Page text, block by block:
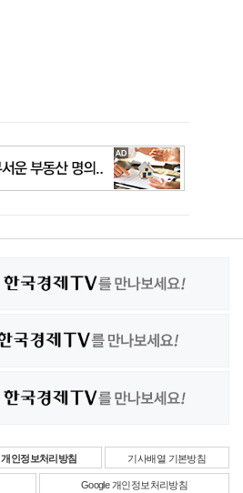
개인정보처리방침 기사배열 기본방침
Google 개인정보처리방침